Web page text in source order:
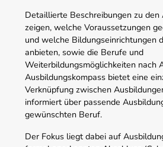
Detaillierte Beschreibungen zu den
zeigen, welche Voraussetzungen
und welche Bildungseinrichtungen
anbieten, sowie die Berufe und
Weiterbildungsmöglichkeiten nach
Ausbildungskompass bietet eine
Verknüpfung zwischen
informiert über passende
gewünschten Beruf.
Der Fokus liegt dabei auf